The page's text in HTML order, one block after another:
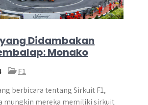
yang Didambakan
Monako
F1
berbicara tentang Sirkuit F1,
mungkin mereka memiliki sirkuit